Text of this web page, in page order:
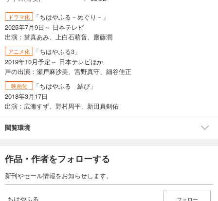
ドラマ化
「ちはやふる－めぐり－」
2025年7月9日～ 日本テレビ
出演：當真あみ、上白石萌音、齋藤潤
アニメ化
「ちはやふる3」
2019年10月予定～ 日本テレビほか
声の出演：瀬戸麻沙美、宮野真守、細谷佳正
映画化
「ちはやふる 結び」
2018年3月17日
出演：広瀬すず、野村周平、新田真剣佑
閲覧環境
作品・作者をフォローする
新刊やセール情報をお知らせします。
ちはやふる フォロー